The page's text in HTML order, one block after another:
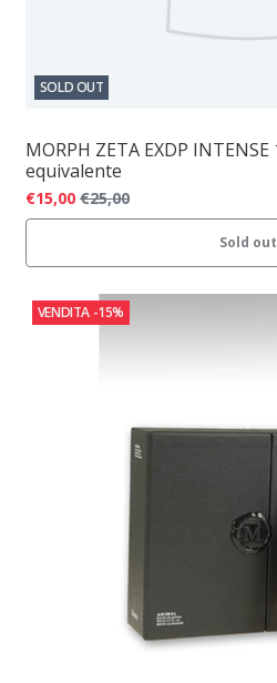
SOLD OUT
MORPH ZETA EXDP
equivalente
€15,00 €25,00
Sold out
VENDITA -15%